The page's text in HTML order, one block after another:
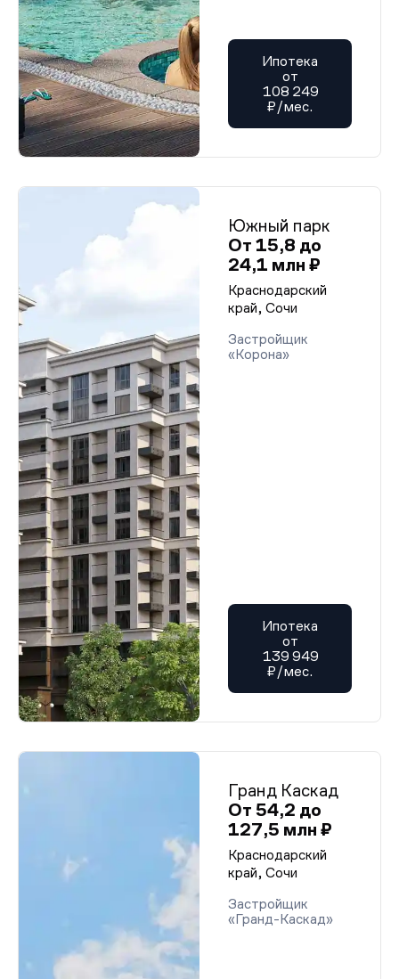
Ипотека
от
108 249
₽/мес.
Южный парк
От 15,8 до
24,1 млн ₽
Краснодарский
край, Сочи
Застройщик
«Корона»
Ипотека
от
139 949
₽/мес.
Гранд Каскад
От 54,2 до
127,5 млн ₽
Краснодарский
край, Сочи
Застройщик
«Гранд-Каскад»